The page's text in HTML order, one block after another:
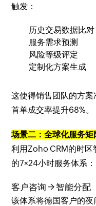
触发：
历史交易数据比对
服务需求预测
风险等级评定
定制化方案生成
这使得销售团队的方
首单成交率提升68%。
场景二：全球化服务矩
利用Zoho CRM的时区
的7×24小时服务体系：
该体系将德国客户的